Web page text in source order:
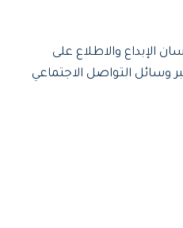
الإبداع والاطلاع على
وسائل التواصل الاجتماعي